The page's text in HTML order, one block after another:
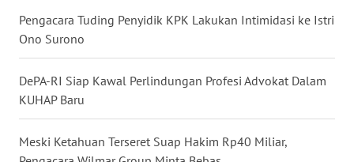
Pengacara Tuding Penyidik KPK Lakukan Intimidasi ke Istri
Ono Surono
DePA-RI Siap Kawal Perlindungan Profesi Advokat Dalam
KUHAP Baru
Meski Ketahuan Terseret Suap Hakim Rp40 Miliar,